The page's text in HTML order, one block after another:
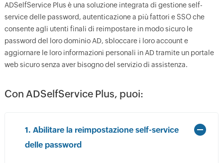
ADSelfService Plus è una soluzione integrata di gestione self-
service delle password, autenticazione a più fattori e SSO che
consente agli utenti finali di reimpostare in modo sicuro le
password del loro dominio AD, sbloccare i loro account e
aggiornare le loro informazioni personali in AD tramite un portale
web sicuro senza aver bisogno del servizio di assistenza.
Con ADSelfService Plus, puoi:
1. Abilitare la reimpostazione self-service
delle password